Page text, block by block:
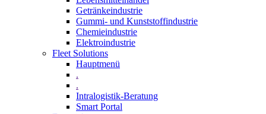
Getränkeindustrie
Gummi­- und Kunststoffindustrie
Chemieindustrie
Elektroindustrie
Fleet Solutions
Hauptmenü
.
.
Intralogistik-Beratung
Smart Portal